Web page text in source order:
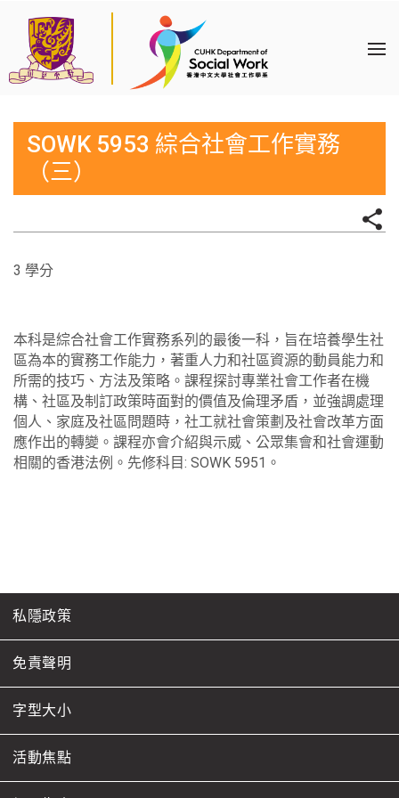
SOWK 5953 綜合社會工作實務
（三）
3 學分
本科是綜合社會工作實務系列的最後一科，旨在培養學生社
區為本的實務工作能力，著重人力和社區資源的動員能力和
所需的技巧、方法及策略。課程探討專業社會工作者在機
構、社區及制訂政策時面對的價值及倫理矛盾，並強調處理
個人、家庭及社區問題時，社工就社會策劃及社會改革方面
應作出的轉變。課程亦會介紹與示威、公眾集會和社會運動
相關的香港法例。先修科目: SOWK 5951。
私隱政策
免責聲明
字型大小
活動焦點